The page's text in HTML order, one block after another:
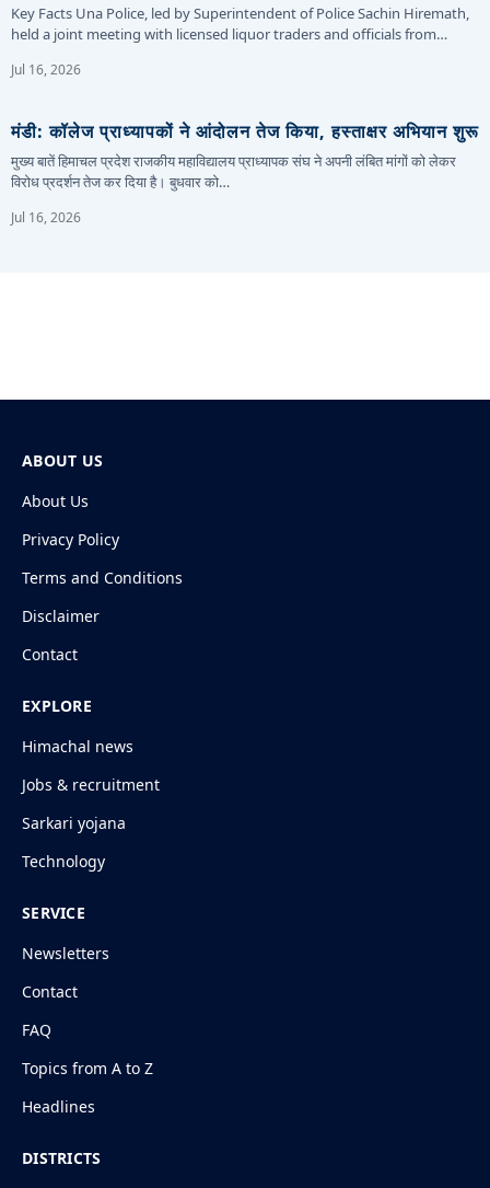
Key Facts Una Police, led by Superintendent of Police Sachin Hiremath,
held a joint meeting with licensed liquor traders and officials from…
Jul 16, 2026
मंडी: कॉलेज प्राध्यापकों ने आंदोलन तेज किया, हस्ताक्षर अभियान शुरू
मुख्य बातें हिमाचल प्रदेश राजकीय महाविद्यालय प्राध्यापक संघ ने अपनी लंबित मांगों को लेकर
विरोध प्रदर्शन तेज कर दिया है। बुधवार को…
Jul 16, 2026
ABOUT US
About Us
Privacy Policy
Terms and Conditions
Disclaimer
Contact
EXPLORE
Himachal news
Jobs & recruitment
Sarkari yojana
Technology
SERVICE
Newsletters
Contact
FAQ
Topics from A to Z
Headlines
DISTRICTS